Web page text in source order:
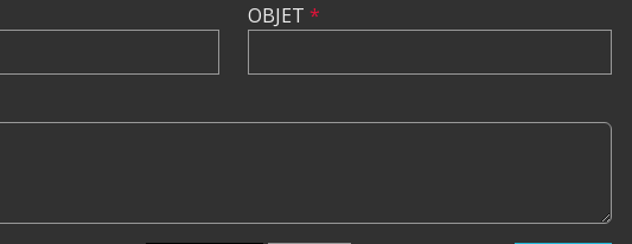
OBJET *